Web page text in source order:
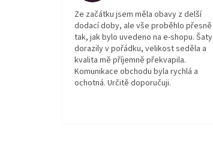
Ze začátku jsem měla obavy z delší
dodací doby, ale vše proběhlo přesně
tak, jak bylo uvedeno na e-shopu. Šaty
dorazily v pořádku, velikost seděla a
kvalita mě příjemně překvapila.
Komunikace obchodu byla rychlá a
ochotná. Určitě doporučuji.